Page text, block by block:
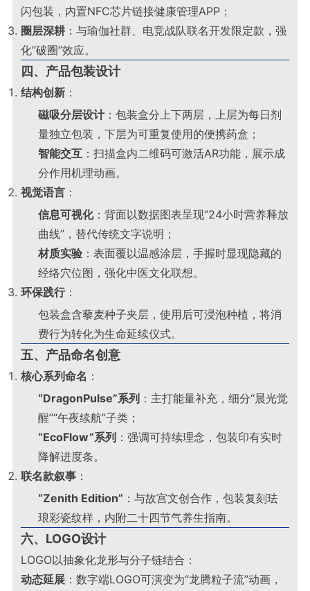
闪包装，内置NFC芯片链接健康管理APP；
圈层深耕 ：与瑜伽社群、电竞战队联名开发限定款，强
化“破圈”效应。
四、产品包装设计
结构创新 ：
磁吸分层设计：包装盒分上下两层，上层为每日剂
量独立包装，下层为可重复使用的便携药盒；
智能交互 ：扫描盒内二维码可激活AR功能，展示成
分作用机理动画。
视觉语言 ：
信息可视化：背面以数据图表呈现“24小时营养释放
曲线”，替代传统文字说明；
材质实验 ：表面覆以温感涂层，手握时显现隐藏的
经络穴位图，强化中医文化联想。
环保践行：
包装盒含藜麦种子夹层，使用后可浸泡种植，将消
费行为转化为生命延续仪式。
五、产品命名创意
核心系列命名 ：
“DragonPulse”系列 ：主打能量补充，细分“晨光觉
醒”“午夜续航”子类；
“EcoFlow”系列 ：强调可持续理念，包装印有实时
降解进度条。
联名款叙事 ：
“Zenith Edition” ：与故宫文创合作，包装复刻珐
琅彩瓷纹样，内附二十四节气养生指南。
六、LOGO设计
LOGO以抽象化龙形与分子链结合：
动态延展 ：数字端LOGO可演变为“龙腾粒子流”动画，